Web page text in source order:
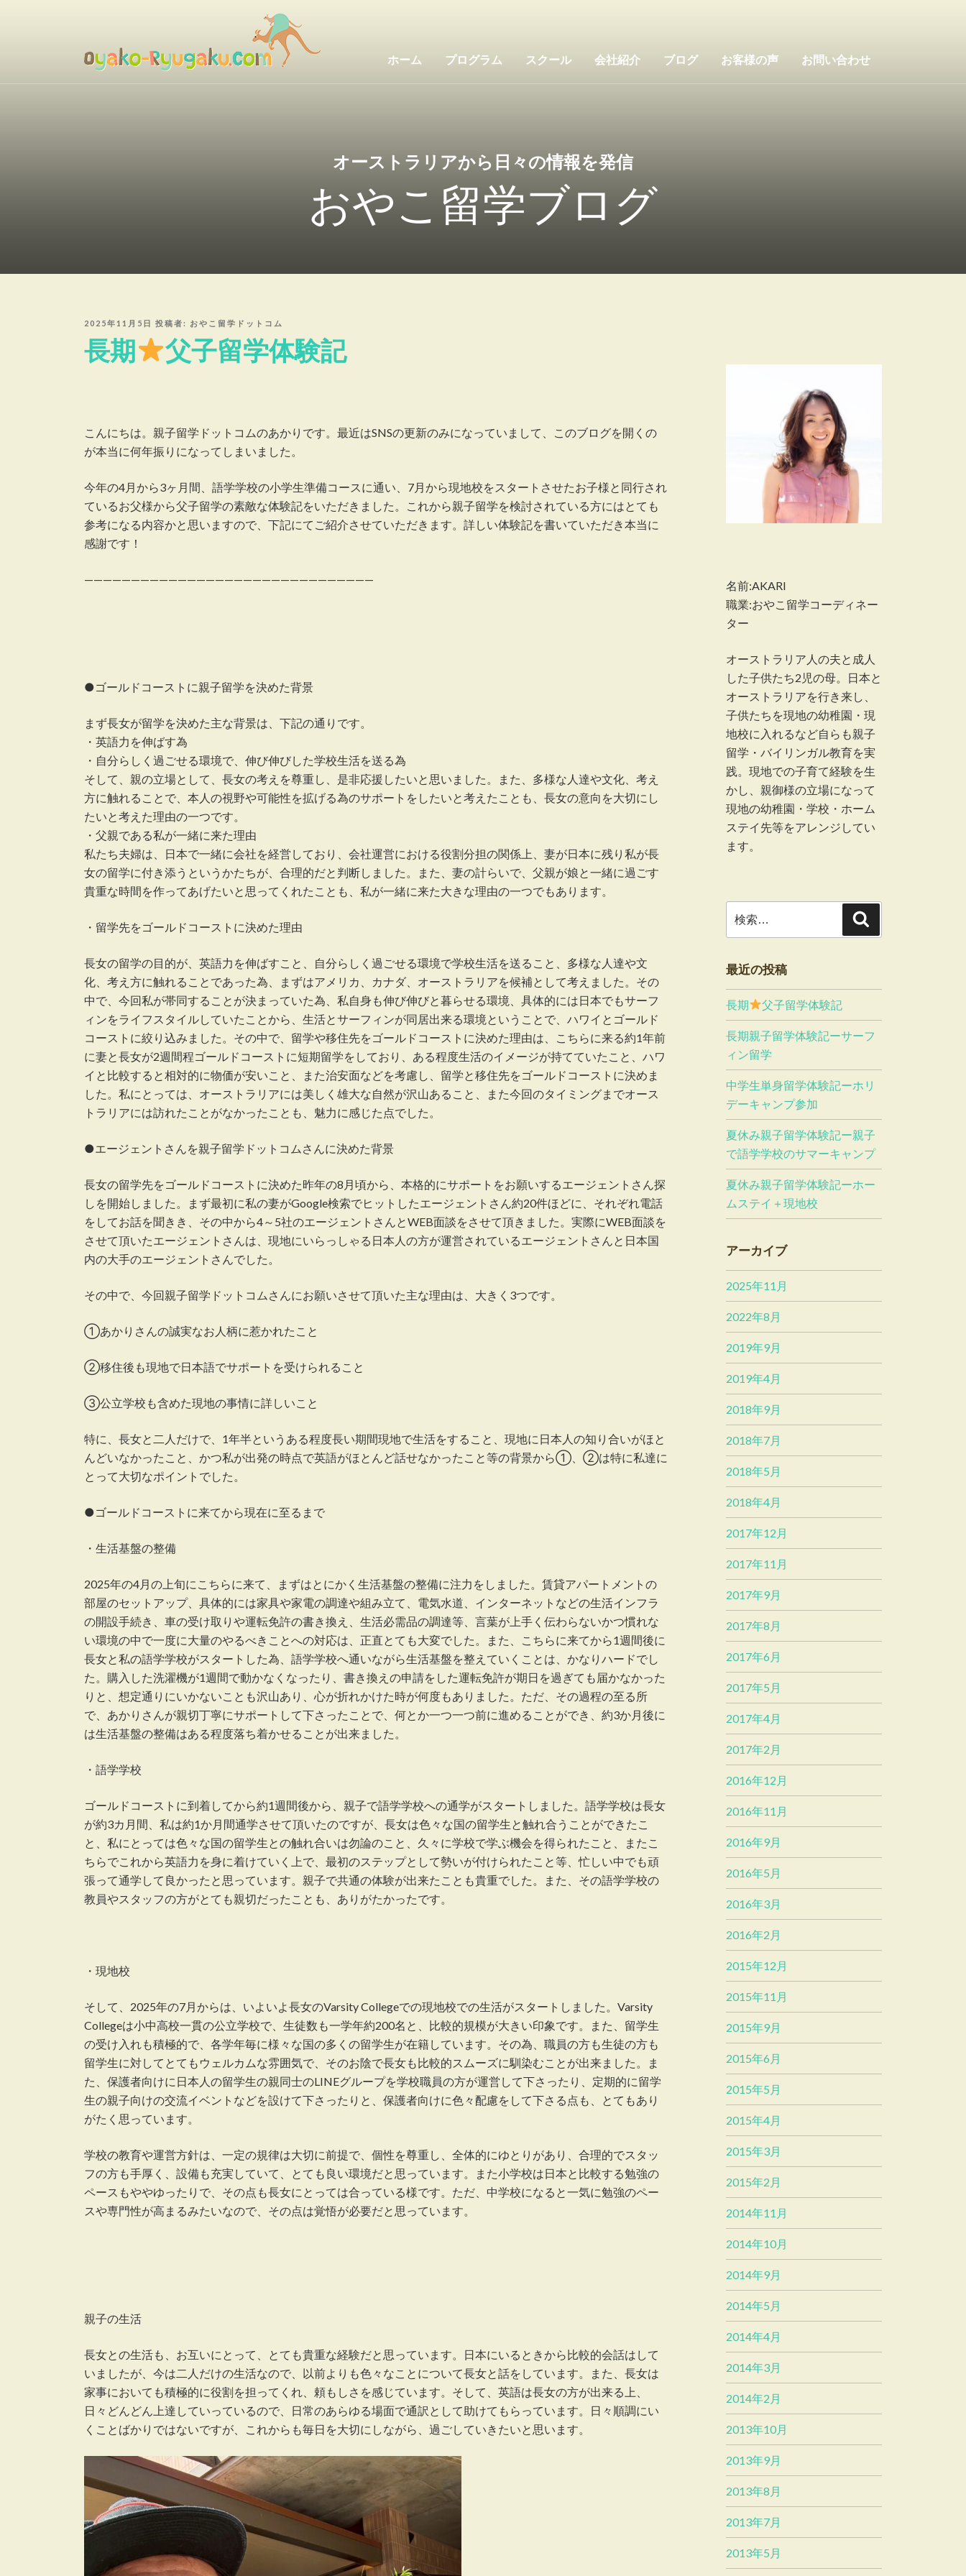
ツ
ホーム プログラム スクール 会社紹介 ブログ お客様の声 お問い合わせ
オーストラリアから日々の情報を発信
おやこ留学ブログ
投
日:
2025年11月5日 投稿者: おやこ留学ドットコム
長期 父子留学体験記
こんにちは。親子留学ドットコムのあかりです。最近はSNSの更新のみになっていまして、このブログを開くの
が本当に何年振りになってしまいました。
今年の4月から3ヶ月間、語学学校の小学生準備コースに通い、7月から現地校をスタートさせたお子様と同行され
ているお父様から父子留学の素敵な体験記をいただきました。これから親子留学を検討されている方にはとても
参考になる内容かと思いますので、下記にてご紹介させていただきます。詳しい体験記を書いていただき本当に
感謝です！
———————————————————————————————
●ゴールドコーストに親子留学を決めた背景
まず長女が留学を決めた主な背景は、下記の通りです。
・英語力を伸ばす為
・自分らしく過ごせる環境で、伸び伸びした学校生活を送る為
そして、親の立場として、長女の考えを尊重し、是非応援したいと思いました。また、多様な人達や文化、考え
方に触れることで、本人の視野や可能性を拡げる為のサポートをしたいと考えたことも、長女の意向を大切にし
たいと考えた理由の一つです。
・父親である私が一緒に来た理由
私たち夫婦は、日本で一緒に会社を経営しており、会社運営における役割分担の関係上、妻が日本に残り私が長
女の留学に付き添うというかたちが、合理的だと判断しました。また、妻の計らいで、父親が娘と一緒に過ごす
貴重な時間を作ってあげたいと思ってくれたことも、私が一緒に来た大きな理由の一つでもあります。
・留学先をゴールドコーストに決めた理由
長女の留学の目的が、英語力を伸ばすこと、自分らしく過ごせる環境で学校生活を送ること、多様な人達や文
化、考え方に触れることであった為、まずはアメリカ、カナダ、オーストラリアを候補として考えました。その
中で、今回私が帯同することが決まっていた為、私自身も伸び伸びと暮らせる環境、具体的には日本でもサーフ
ィンをライフスタイルしていたことから、生活とサーフィンが同居出来る環境ということで、ハワイとゴールド
コーストに絞り込みました。その中で、留学や移住先をゴールドコーストに決めた理由は、こちらに来る約1年前
に妻と長女が2週間程ゴールドコーストに短期留学をしており、ある程度生活のイメージが持てていたこと、ハワ
イと比較すると相対的に物価が安いこと、また治安面などを考慮し、留学と移住先をゴールドコーストに決めま
した。私にとっては、オーストラリアには美しく雄大な自然が沢山あること、また今回のタイミングまでオース
トラリアには訪れたことがなかったことも、魅力に感じた点でした。
●エージェントさんを親子留学ドットコムさんに決めた背景
長女の留学先をゴールドコーストに決めた昨年の8月頃から、本格的にサポートをお願いするエージェントさん探
しを開始しました。まず最初に私の妻がGoogle検索でヒットしたエージェントさん約20件ほどに、それぞれ電話
をしてお話を聞きき、その中から4～5社のエージェントさんとWEB面談をさせて頂きました。実際にWEB面談を
させて頂いたエージェントさんは、現地にいらっしゃる日本人の方が運営されているエージェントさんと日本国
内の大手のエージェントさんでした。
その中で、今回親子留学ドットコムさんにお願いさせて頂いた主な理由は、大きく3つです。
①あかりさんの誠実なお人柄に惹かれたこと
②移住後も現地で日本語でサポートを受けられること
③公立学校も含めた現地の事情に詳しいこと
特に、長女と二人だけで、1年半というある程度長い期間現地で生活をすること、現地に日本人の知り合いがほと
んどいなかったこと、かつ私が出発の時点で英語がほとんど話せなかったこと等の背景から①、②は特に私達に
とって大切なポイントでした。
●ゴールドコーストに来てから現在に至るまで
・生活基盤の整備
2025年の4月の上旬にこちらに来て、まずはとにかく生活基盤の整備に注力をしました。賃貸アパートメントの
部屋のセットアップ、具体的には家具や家電の調達や組み立て、電気水道、インターネットなどの生活インフラ
の開設手続き、車の受け取りや運転免許の書き換え、生活必需品の調達等、言葉が上手く伝わらないかつ慣れな
い環境の中で一度に大量のやるべきことへの対応は、正直とても大変でした。また、こちらに来てから1週間後に
長女と私の語学学校がスタートした為、語学学校へ通いながら生活基盤を整えていくことは、かなりハードでし
た。購入した洗濯機が1週間で動かなくなったり、書き換えの申請をした運転免許が期日を過ぎても届かなかった
りと、想定通りにいかないことも沢山あり、心が折れかけた時が何度もありました。ただ、その過程の至る所
で、あかりさんが親切丁寧にサポートして下さったことで、何とか一つ一つ前に進めることができ、約3か月後に
は生活基盤の整備はある程度落ち着かせることが出来ました。
・語学学校
ゴールドコーストに到着してから約1週間後から、親子で語学学校への通学がスタートしました。語学学校は長女
が約3カ月間、私は約1か月間通学させて頂いたのですが、長女は色々な国の留学生と触れ合うことができたこ
と、私にとっては色々な国の留学生との触れ合いは勿論のこと、久々に学校で学ぶ機会を得られたこと、またこ
ちらでこれから英語力を身に着けていく上で、最初のステップとして勢いが付けられたこと等、忙しい中でも頑
張って通学して良かったと思っています。親子で共通の体験が出来たことも貴重でした。また、その語学学校の
教員やスタッフの方がとても親切だったことも、ありがたかったです。
・現地校
そして、2025年の7月からは、いよいよ長女のVarsity Collegeでの現地校での生活がスタートしました。Varsity
Collegeは小中高校一貫の公立学校で、生徒数も一学年約200名と、比較的規模が大きい印象です。また、留学生
の受け入れも積極的で、各学年毎に様々な国の多くの留学生が在籍しています。その為、職員の方も生徒の方も
留学生に対してとてもウェルカムな雰囲気で、そのお陰で長女も比較的スムーズに馴染むことが出来ました。ま
た、保護者向けに日本人の留学生の親同士のLINEグループを学校職員の方が運営して下さったり、定期的に留学
生の親子向けの交流イベントなどを設けて下さったりと、保護者向けに色々配慮をして下さる点も、とてもあり
がたく思っています。
学校の教育や運営方針は、一定の規律は大切に前提で、個性を尊重し、全体的にゆとりがあり、合理的でスタッ
フの方も手厚く、設備も充実していて、とても良い環境だと思っています。また小学校は日本と比較する勉強の
ペースもややゆったりで、その点も長女にとっては合っている様です。ただ、中学校になると一気に勉強のペー
スや専門性が高まるみたいなので、その点は覚悟が必要だと思っています。
親子の生活
長女との生活も、お互いにとって、とても貴重な経験だと思っています。日本にいるときから比較的会話はして
いましたが、今は二人だけの生活なので、以前よりも色々なことについて長女と話をしています。また、長女は
家事においても積極的に役割を担ってくれ、頼もしさを感じています。そして、英語は長女の方が出来る上、
日々どんどん上達していっているので、日常のあらゆる場面で通訳として助けてもらっています。日々順調にい
くことばかりではないですが、これからも毎日を大切にしながら、過ごしていきたいと思います。
名前:AKARI
職業:おやこ留学コーディネー
ター
オーストラリア人の夫と成人
した子供たち2児の母。日本と
オーストラリアを行き来し、
子供たちを現地の幼稚園・現
地校に入れるなど自らも親子
留学・バイリンガル教育を実
践。現地での子育て経験を生
かし、親御様の立場になって
現地の幼稚園・学校・ホーム
ステイ先等をアレンジしてい
ます。
索:
最近の投稿
長期 父子留学体験記
長期親子留学体験記ーサーフ
ィン留学
中学生単身留学体験記ーホリ
デーキャンプ参加
夏休み親子留学体験記ー親子
で語学学校のサマーキャンプ
夏休み親子留学体験記ーホー
ムステイ＋現地校
アーカイブ
2025年11月
2022年8月
2019年9月
2019年4月
2018年9月
2018年7月
2018年5月
2018年4月
2017年12月
2017年11月
2017年9月
2017年8月
2017年6月
2017年5月
2017年4月
2017年2月
2016年12月
2016年11月
2016年9月
2016年5月
2016年3月
2016年2月
2015年12月
2015年11月
2015年9月
2015年6月
2015年5月
2015年4月
2015年3月
2015年2月
2014年11月
2014年10月
2014年9月
2014年5月
2014年4月
2014年3月
2014年2月
2013年10月
2013年9月
2013年8月
2013年7月
2013年5月